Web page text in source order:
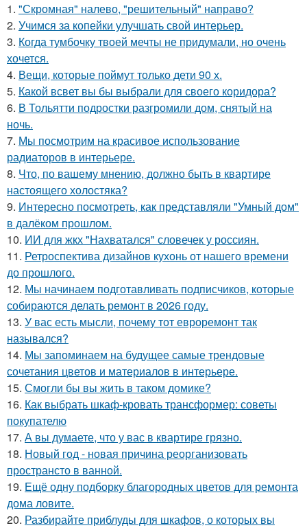
1. "Скромная" налево, "решительный" направо?
2. Учимся за копейки улучшать свой интерьер.
3. Когда тумбочку твоей мечты не придумали, но очень
хочется.
4. Вещи, которые поймут только дети 90 х.
5. Какой всвет вы бы выбрали для своего коридора?
6. В Тольятти подростки разгромили дом, снятый на
ночь.
7. Мы посмотрим на красивое использование
радиаторов в интерьере.
8. Что, по вашему мнению, должно быть в квартире
настоящего холостяка?
9. Интересно посмотреть, как представляли "Умный дом"
в далёком прошлом.
10. ИИ для жкх "Нахватался" словечек у россиян.
11. Ретроспектива дизайнов кухонь от нашего времени
до прошлого.
12. Мы начинаем подготавливать подписчиков, которые
собираются делать ремонт в 2026 году.
13. У вас есть мысли, почему тот евроремонт так
назывался?
14. Мы запоминаем на будущее самые трендовые
сочетания цветов и материалов в интерьере.
15. Смогли бы вы жить в таком домике?
16. Как выбрать шкаф-кровать трансформер: советы
покупателю
17. А вы думаете, что у вас в квартире грязно.
18. Новый год - новая причина реорганизовать
пространсто в ванной.
19. Ещё одну подборку благородных цветов для ремонта
дома ловите.
20. Разбирайте приблуды для шкафов, о которых вы